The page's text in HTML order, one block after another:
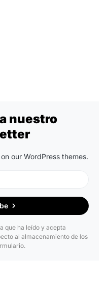
nuestro
our WordPress themes.
que ha leído y acepta
al almacenamiento de los